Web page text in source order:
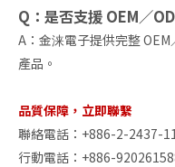
Q：是否支援 OEM／
A：金涞電子提供完整
產品。
品質保障，立即聯繫
聯絡電話：+886-2-2437-
行動電話：+886-